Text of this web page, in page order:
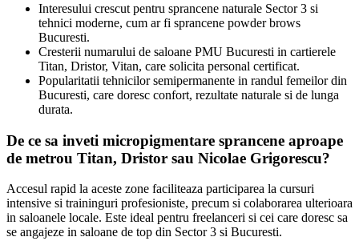
Interesului crescut pentru sprancene naturale Sector 3 si
tehnici moderne, cum ar fi sprancene powder brows
Bucuresti.
Cresterii numarului de saloane PMU Bucuresti in cartierele
Titan, Dristor, Vitan, care solicita personal certificat.
Popularitatii tehnicilor semipermanente in randul femeilor din
Bucuresti, care doresc confort, rezultate naturale si de lunga
durata.
De ce sa inveti micropigmentare sprancene aproape
de metrou Titan, Dristor sau Nicolae Grigorescu?
Accesul rapid la aceste zone faciliteaza participarea la cursuri
intensive si traininguri profesioniste, precum si colaborarea ulterioara
in saloanele locale. Este ideal pentru freelanceri si cei care doresc sa
se angajeze in saloane de top din Sector 3 si Bucuresti.